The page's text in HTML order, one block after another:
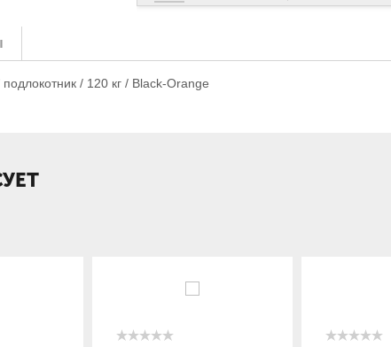
/ 120 кг / Black-Orange